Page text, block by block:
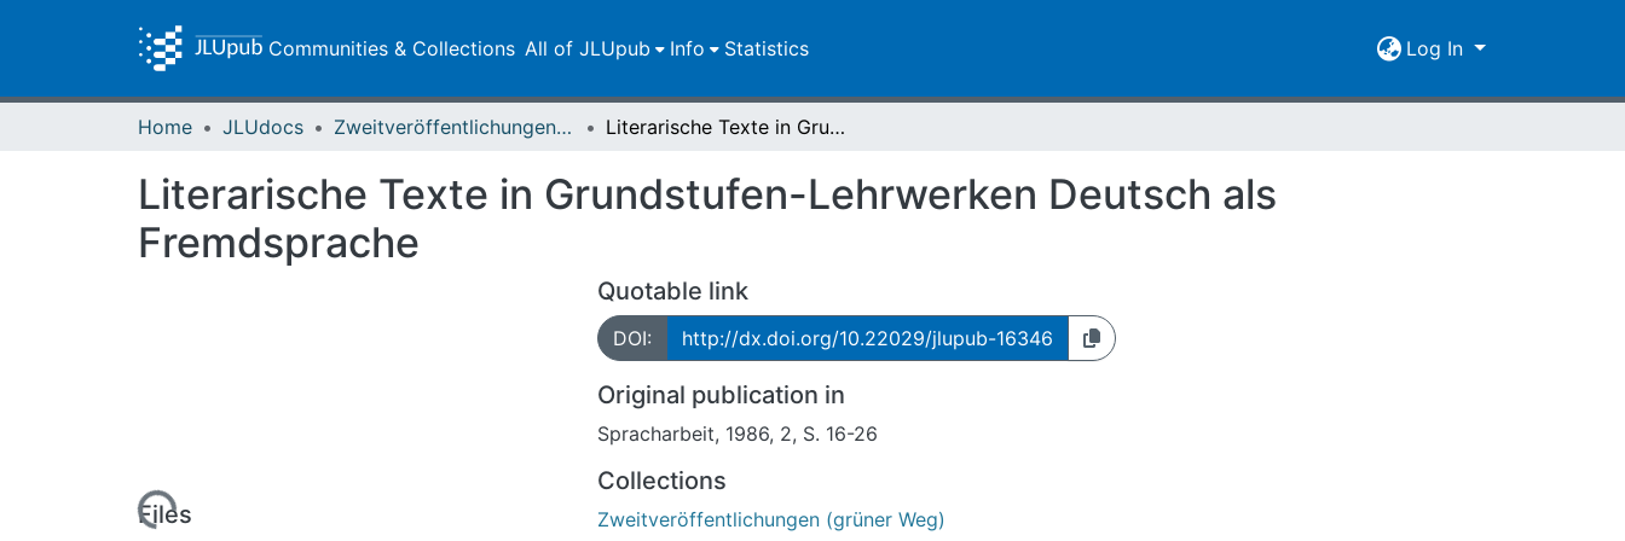
Communities & Collections All of JLUpub Info Statistics Log In
Home JLUdocs Zweitveröffentlichungen (grüner Weg) Literarische Texte in Grundstufen-Lehrwerken Deutsch als Fremdsprache
Literarische Texte in Grundstufen-Lehrwerken Deutsch als
Fremdsprache
Files
Quotable link
DOI: http://dx.doi.org/10.22029/jlupub-16346
Original publication in
Spracharbeit, 1986, 2, S. 16-26
Collections
Zweitveröffentlichungen (grüner Weg)